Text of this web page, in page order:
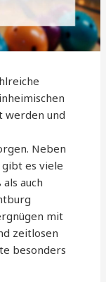
werden und
Neben
es viele
auch
mit
zeitlosen
besonders